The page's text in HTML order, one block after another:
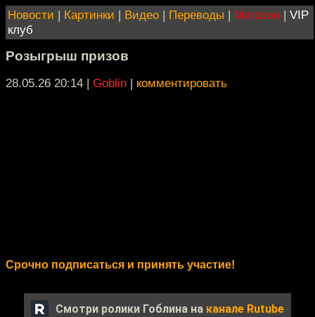
Новости | Картинки | Видео | Переводы | Магазин | VIP
клуб
Розыгрыш призов
28.05.26 20:14 | Goblin | комментировать
Срочно подписаться и принять участие!
Смотри ролики Гоблина на канале Rutube